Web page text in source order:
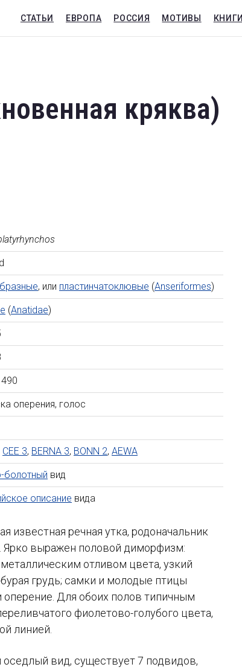
СТАТЬИ ЕВРОПА РОССИЯ МОТИВЫ КНИГИ
кряква)
, или пластинчатоклювые (Anseriformes)
(Anatidae)
оперения, голос
CEE 3, BERNA 3, BONN 2, AEWA
болотный вид
описание вида
известная речная утка, родоначальник
Ярко выражен половой диморфизм:
отливом цвета, узкий
грудь; самки и молодые птицы
Для обоих полов типичным
фиолетово-голубого цвета,
линией.
оседлый вид, существует 7 подвидов,